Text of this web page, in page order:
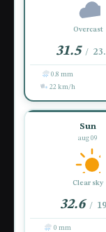
Overcast
31.5 /
0.8 mm
22 km/h
Sun
aug 09
Clear sky
32.6 / 19
0 mm